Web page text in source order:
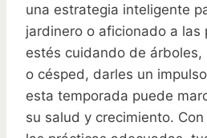
una estrategia inteligente
jardinero o aficionado a las
estés cuidando de
o césped, darles un
esta temporada puede
su salud y crecimiento.